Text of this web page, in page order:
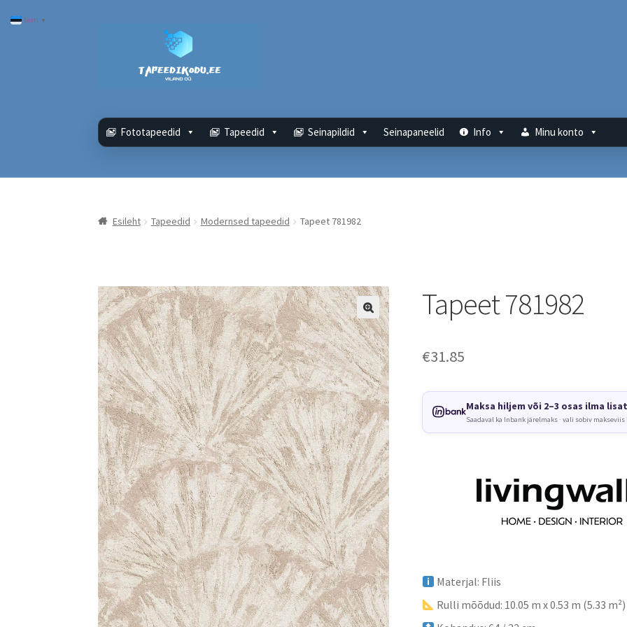
navigeerimisele
Fototapeedid Tapeedid Seinapildid Seinapaneelid Info Minu konto
Esileht Tapeedid Modernsed tapeedid Tapeet 781982
Tapeet 781982
€31.85
Maksa hiljem või 2–3 osas ilma
Saadaval ka Inbank järelmaks · vali sobiv makseviis
Materjal: Fliis
Rulli mõõdud: 10.05 m x 0.53 m (5.33 m²)
Eesti ▼